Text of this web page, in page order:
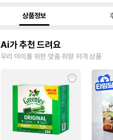
상품정보
Ai가 추천 드려요
우리 아이를 위한 맞춤 취향 저격 상품